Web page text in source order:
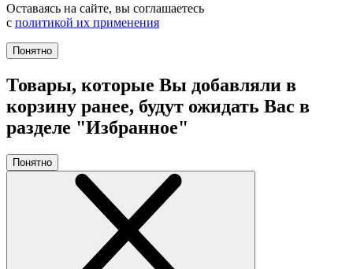
Оставаясь на сайте, вы соглашаетесь
с политикой их применения
Понятно
Товары, которые Вы добавляли в
корзину ранее, будут ожидать Вас в
разделе "Избранное"
Понятно